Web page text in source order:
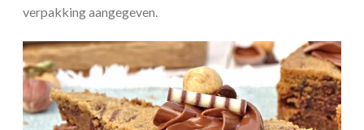
verpakking aangegeven.